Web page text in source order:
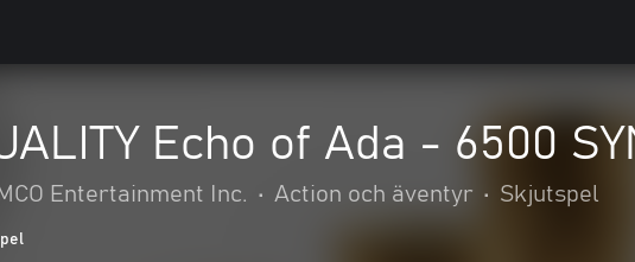
Echo of Ada - 6500
Entertainment Inc. • Action och äventyr • Skjutspel